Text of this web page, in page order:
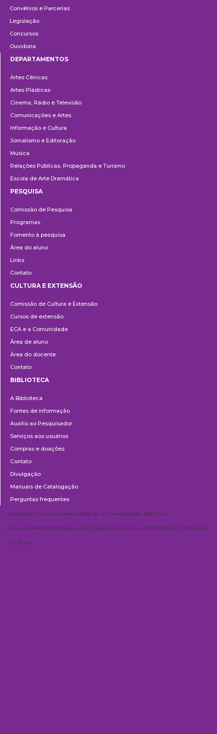
Convênios e Parcerias
Legislação
Concursos
Ouvidoria
DEPARTAMENTOS
Artes Cênicas
Artes Plásticas
Cinema, Rádio e Televisão
Comunicações e Artes
Informação e Cultura
Jornalismo e Editoração
Música
Relações Públicas, Propaganda e Turismo
Escola de Arte Dramática
PESQUISA
Comissão de Pesquisa
Programas
Fomento à pesquisa
Área do aluno
Links
Contato
e
Extensão
CULTURA E EXTENSÃO
Comissão de Cultura e Extensão
Cursos de extensão
ECA e a Comunidade
Área de aluno
Área do docente
Contato
BIBLIOTECA
A Biblioteca
Fontes de informação
Auxílio ao Pesquisador
Serviços aos usuários
Compras e doações
Contato
Divulgação
Manuais de Catalogação
Perguntas frequentes
Escuela de Comunicaciones y Artes de la Universidad de São Paulo
AV. Lúcio Martins Rodrigues, 443 | Ciudad Universitaria | CEP 05508-020 | São Paulo,
SP | Brasil